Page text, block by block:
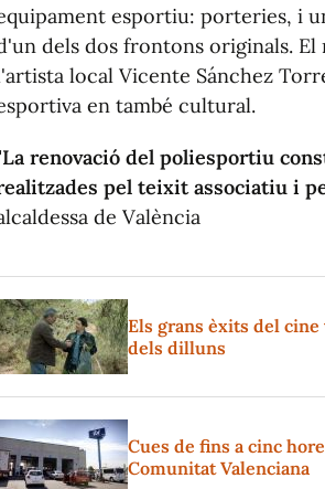
esportiu: porteries, i
dels dos frontons originals.
local Vicente Sánchez
en també cultural.
renovació del poliesportiu
pel teixit associatiu i
de València
Els grans èxits del
dels dilluns
Cues de fins a cinc
Comunitat Valenciana